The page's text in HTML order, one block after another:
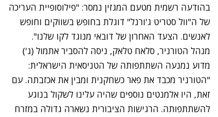
בהודעה רשמית מטעם המגזין נמסר: "פילוסופיית העריכה
של ה"וול סטריט ג'ורנל" דוגלת בחופש בשווקים וחופש
לאנשים. הצעד האחרון של דובאי מנוגד לקו שלנו".
מנהל הטורניר, סלאח טלאק, ניסה להסביר אתמול (ג')
מדוע נמנעה השתתפותה של הטניסאית הישראלית:
"הטורניר מכבד את פאר כשחקנית ומבין את אכזבתה. עם
זאת, היו אלמנטים נוספים שהיה עלינו לשקול בנוגע
להשתתפותה. הרגישות הציבורית נשארה גדולה במזרח